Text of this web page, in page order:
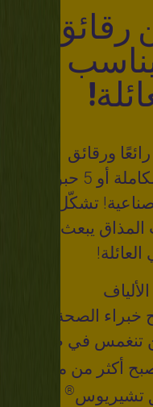
ورقائق
مغذية من حبوب الشوفان الكاملة أو 5 حبوب
تشكّل
المذاق يبعث
خبراء الصحة
تنغمس في طبق
أكثر من مجرد
تشيريوس®